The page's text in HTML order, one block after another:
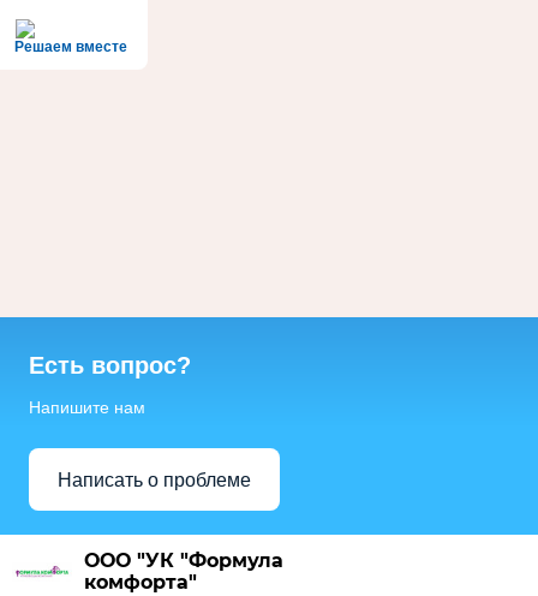
Решаем вместе
Есть вопрос?
Напишите нам
Написать о проблеме
ООО "УК "Формула
комфорта"